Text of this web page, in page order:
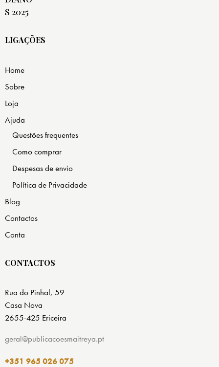
LIGAÇÕES
Home
Sobre
Loja
Ajuda
Questões frequentes
Como comprar
Despesas de envio
Política de Privacidade
Blog
Contactos
Conta
CONTACTOS
Rua do Pinhal, 59
Casa Nova
2655-425 Ericeira
geral@publicacoesmaitreya.pt
+351 965 026 075